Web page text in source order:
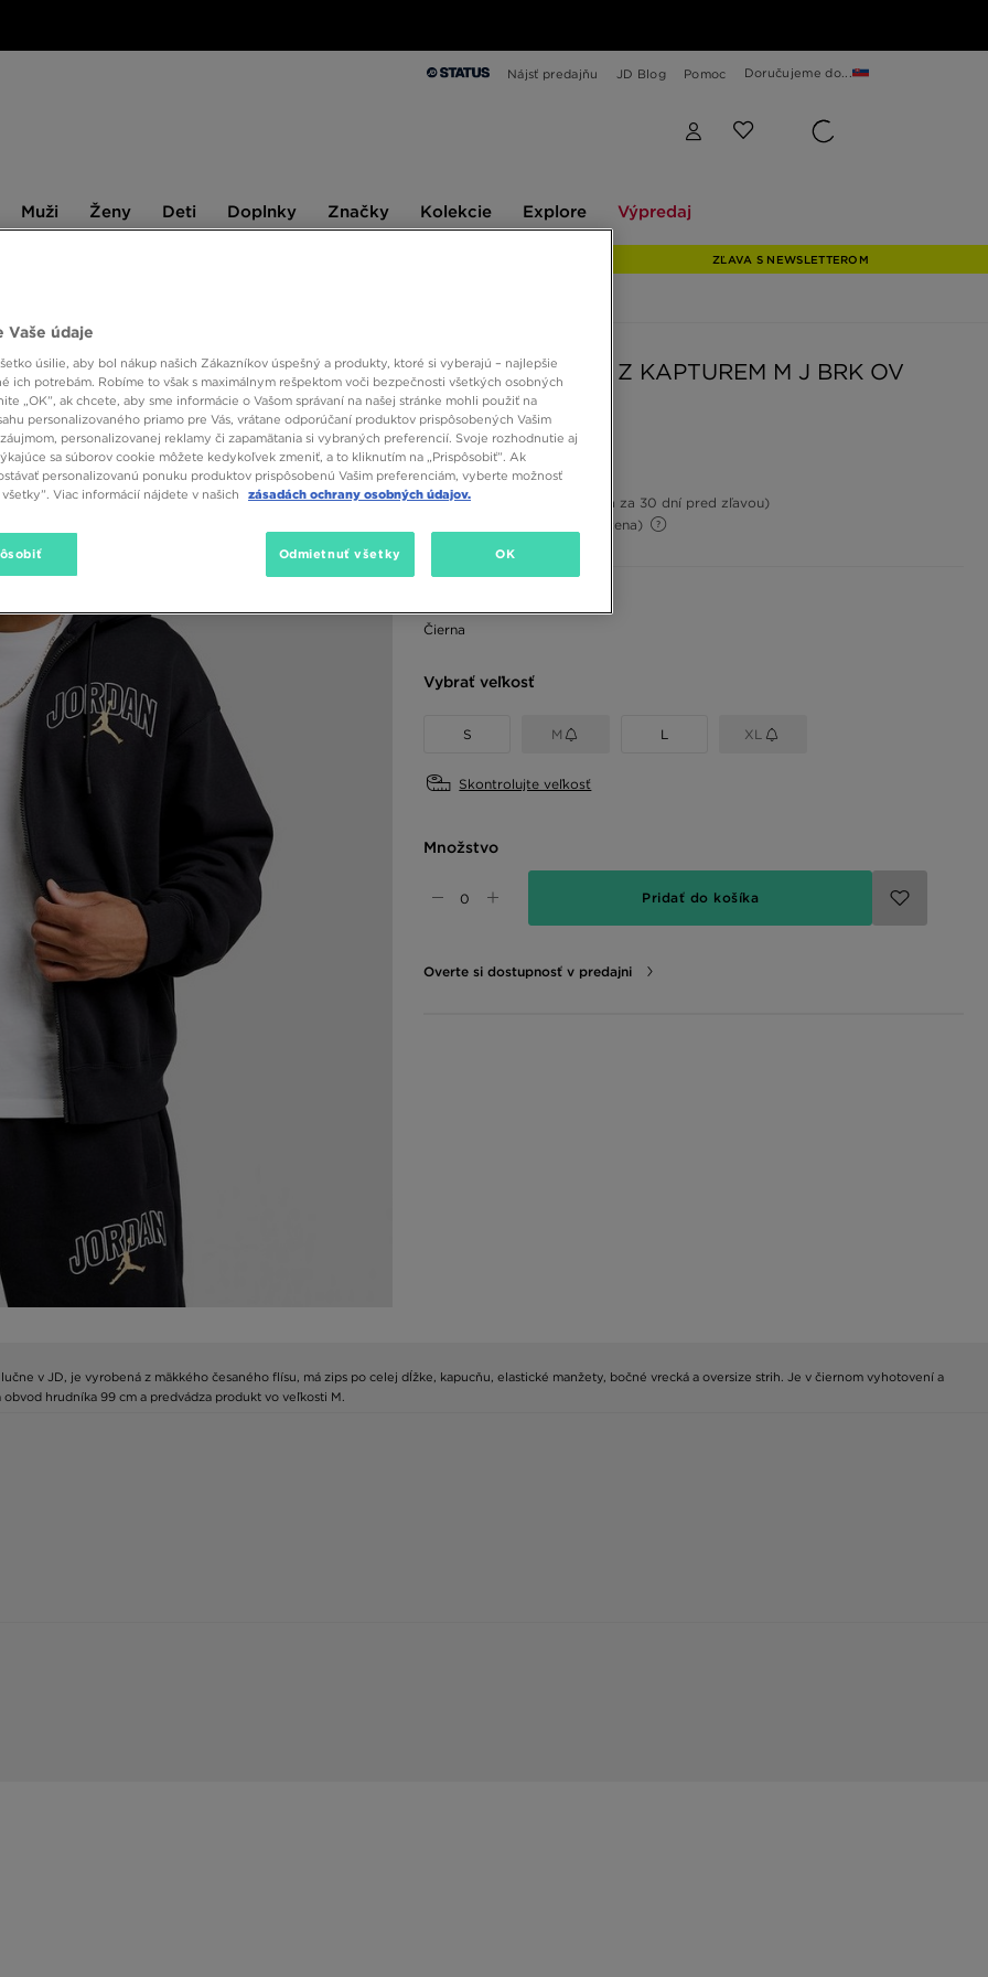
Nájsť predajňu JD Blog Pomoc Doručujeme do...
Muži Ženy Deti Doplnky Značky Kolekcie Explore Výpredaj
ZĽAVA S NEWSLETTEROM
JORDAN MIKINA Z KAPTUREM M J BRK OV
GFXFZ
46,00 €
54,00 €
(Najnižšia cena za 30 dní pred zľavou)
(Počiatočná cena)
Čierna
Vybrať veľkosť
S M L XL
Skontrolujte veľkosť
Množstvo
Pridať do košíka
Overte si dostupnosť v predajni
v JD, je vyrobená z mäkkého česaného flísu, má zips po celej dĺžke, kapucňu, elastické manžety, bočné vrecká a oversize strih. Je v čiernom vyhotovení a
hrudníka 99 cm a predvádza produkt vo veľkosti M.
Vaše údaje
úsilie, aby bol nákup našich Zákazníkov úspešný a produkty, ktoré si vyberajú – najlepšie
ich potrebám. Robíme to však s maximálnym rešpektom voči bezpečnosti všetkých osobných
„OK”, ak chcete, aby sme informácie o Vašom správaní na našej stránke mohli použiť na
personalizovaného priamo pre Vás, vrátane odporúčaní produktov prispôsobených Vašim
personalizovanej reklamy či zapamätania si vybraných preferencií. Svoje rozhodnutie aj
sa súborov cookie môžete kedykoľvek zmeniť, a to kliknutím na „Prispôsobiť”. Ak
personalizovanú ponuku produktov prispôsobenú Vašim preferenciám, vyberte možnosť
Viac informácií nájdete v našich
zásadách ochrany osobných údajov.
Odmietnuť všetky OK